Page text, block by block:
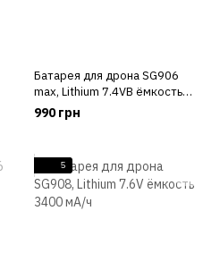
Батарея для дрона SG906
max, Lithium 7.4VВ ёмкость
3400 мА/ч
990 грн
5